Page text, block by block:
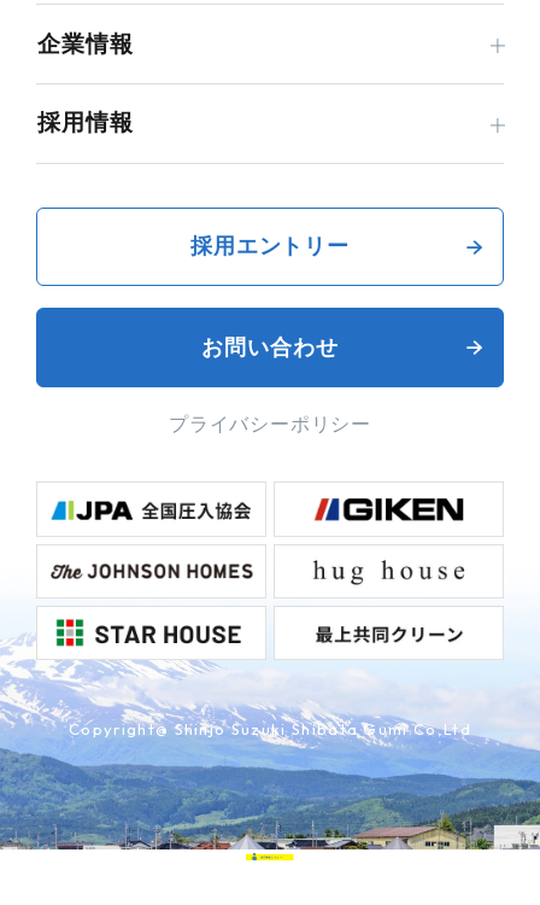
企業情報
採用情報
採用エントリー
お問い合わせ
プライバシーポリシー
Copyright@ Shinjo Suzuki Shibata Gumi.Co,Ltd